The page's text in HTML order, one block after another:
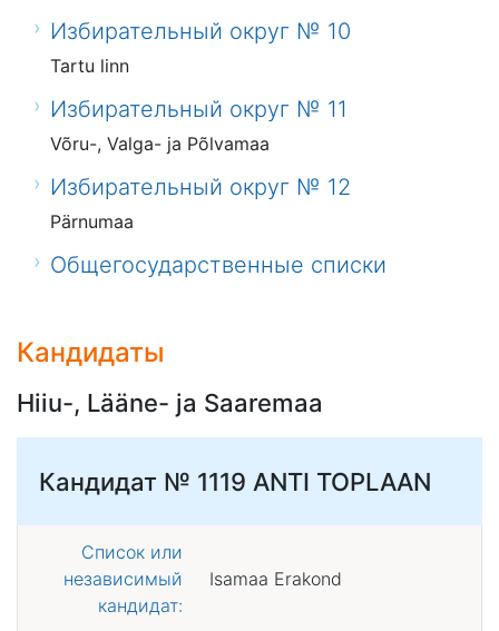
Избирательный округ № 10
Tartu linn
Избирательный округ № 11
Võru-, Valga- ja Põlvamaa
Избирательный округ № 12
Pärnumaa
Общегосударственные списки
Кандидаты
Hiiu-, Lääne- ja Saaremaa
Кандидат № 1119 ANTI TOPLAAN
Список или
независимый
кандидат:
Isamaa Erakond